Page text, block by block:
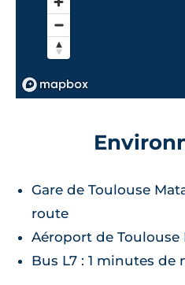
Gare de Toulouse
route
Aéroport de Toulouse
Bus L7 : 1 minutes de